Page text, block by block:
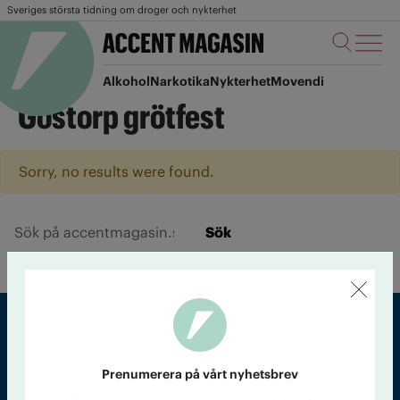
Sveriges största tidning om droger och nykterhet
AlkoholNarkotikaNykterhetMovendi
Göstorp grötfest
Sorry, no results were found.
Sök
Prenumerera på vårt nyhetsbrev